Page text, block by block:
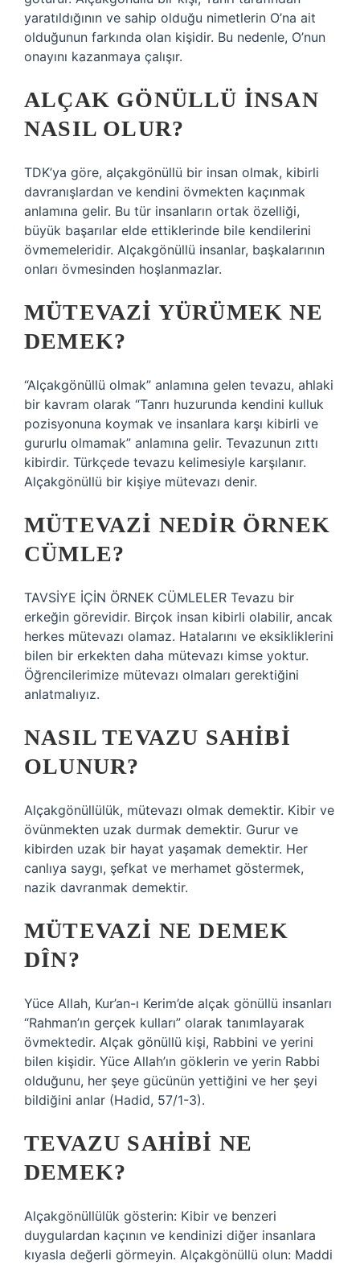
yaratıldığının ve sahip olduğu nimetlerin O’na ait
olduğunun farkında olan kişidir. Bu nedenle, O’nun
onayını kazanmaya çalışır.
ALÇAK GÖNÜLLÜ INSAN
NASIL OLUR?
TDK’ya göre, alçakgönüllü bir insan olmak, kibirli
davranışlardan ve kendini övmekten kaçınmak
anlamına gelir. Bu tür insanların ortak özelliği,
büyük başarılar elde ettiklerinde bile kendilerini
övmemeleridir. Alçakgönüllü insanlar, başkalarının
onları övmesinden hoşlanmazlar.
MÜTEVAZI YÜRÜMEK NE
DEMEK?
“Alçakgönüllü olmak” anlamına gelen tevazu, ahlaki
bir kavram olarak “Tanrı huzurunda kendini kulluk
pozisyonuna koymak ve insanlara karşı kibirli ve
gururlu olmamak” anlamına gelir. Tevazunun zıttı
kibirdir. Türkçede tevazu kelimesiyle karşılanır.
Alçakgönüllü bir kişiye mütevazı denir.
MÜTEVAZI NEDIR ÖRNEK
CÜMLE?
TAVSİYE İÇİN ÖRNEK CÜMLELER Tevazu bir
erkeğin görevidir. Birçok insan kibirli olabilir, ancak
herkes mütevazı olamaz. Hatalarını ve eksikliklerini
bilen bir erkekten daha mütevazı kimse yoktur.
Öğrencilerimize mütevazı olmaları gerektiğini
anlatmalıyız.
NASIL TEVAZU SAHIBI
OLUNUR?
Alçakgönüllülük, mütevazı olmak demektir. Kibir ve
övünmekten uzak durmak demektir. Gurur ve
kibirden uzak bir hayat yaşamak demektir. Her
canlıya saygı, şefkat ve merhamet göstermek,
nazik davranmak demektir.
MÜTEVAZI NE DEMEK
DÎN?
Yüce Allah, Kur’an-ı Kerim’de alçak gönüllü insanları
“Rahman’ın gerçek kulları” olarak tanımlayarak
övmektedir. Alçak gönüllü kişi, Rabbini ve yerini
bilen kişidir. Yüce Allah’ın göklerin ve yerin Rabbi
olduğunu, her şeye gücünün yettiğini ve her şeyi
bildiğini anlar (Hadid, 57/1-3).
TEVAZU SAHIBI NE
DEMEK?
Alçakgönüllülük gösterin: Kibir ve benzeri
duygulardan kaçının ve kendinizi diğer insanlara
kıyasla değerli görmeyin. Alçakgönüllü olun: Maddi